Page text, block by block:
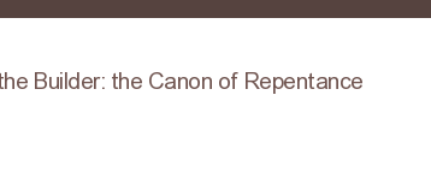
the Canon of Repentance